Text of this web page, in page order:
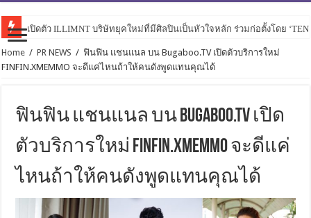
เปิดตัว ILLIMNT บริษัทยุคใหม่ที่มีศิลปินเป็นหัวใจหลัก ร่วมก่อตั้งโดย
Home / PR NEWS / ฟินฟิน แชนแนล บน Bugaboo.TV เปิดตัวบริการใหม่
FINFIN.XMEMMO จะดีแค่ไหนถ้าให้คนดังพูดแทนคุณได้
ฟินฟิน แชนแนล บน Bugaboo.TV เปิด
ตัวบริการใหม่ FINFIN.XMEMMO จะดีแค่
ไหนถ้าให้คนดังพูดแทนคุณได้